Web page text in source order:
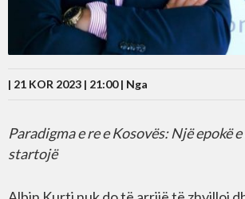
| 21 KOR 2023 | 21:00 | Nga
Paradigma e re e Kosovës: Një epokë
startojë